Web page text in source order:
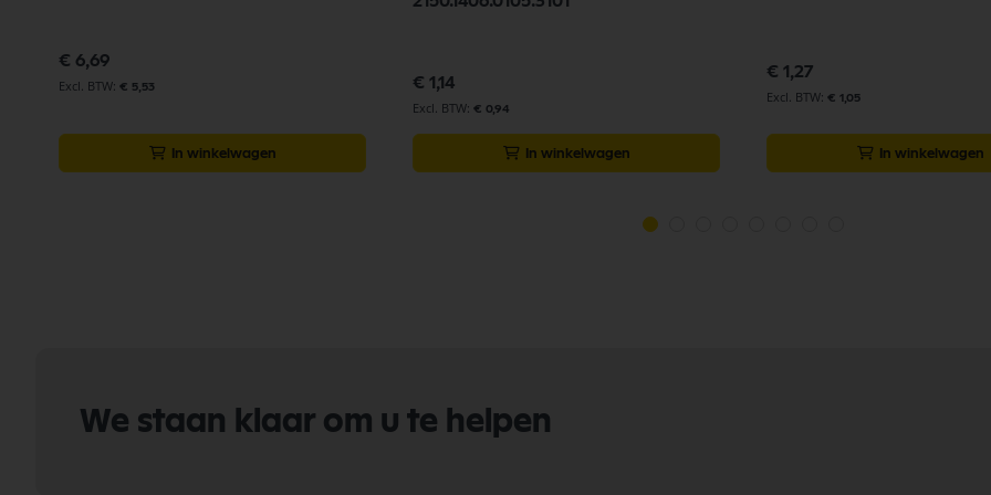
€ 6,69
€ 5,53
In winkelwagen
€ 1,14
€ 0,94
In winkelwagen
€ 1,27
€ 1,05
In winkelwagen
We staan klaar om u te helpen